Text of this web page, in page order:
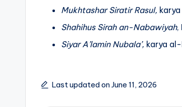
Mukhtashar Siratir Rasul,
Shahihus Sirah an-Nabawiyah,
Siyar A’lamin Nubala’, karya
Last updated on June 11, 2026